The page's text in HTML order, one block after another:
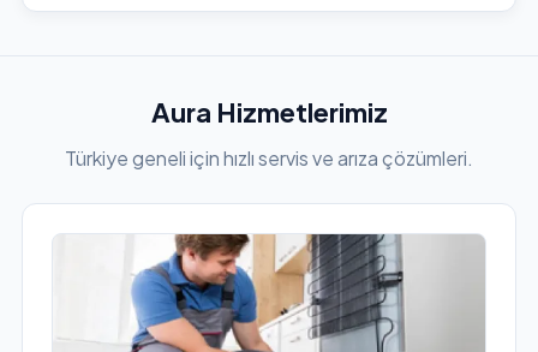
Aura Hizmetlerimiz
Türkiye geneli için hızlı servis ve arıza çözümleri.